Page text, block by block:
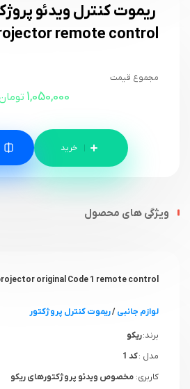
remote control
مجموع قیمت
1,050,000
ویژگی های محصول
original Code 1 remote control
لوازم جانبی/ریموت کنترل پروژکتور
برند:ریکو
مدل :کد 1
کاربری: مخصوص ویدئو پروژکتورهای ریکو